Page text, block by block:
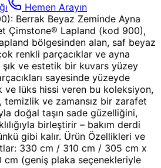
Hemen Arayın
Berrak Beyaz Zeminde Ayna
Çimstone® Lapland (kod 900),
bölgesinden alan, saf beyaz
renkli parçacıklar ve ayna
şık ve estetik bir kuvars yüzey
sayesinde yüzeyde
ve lüks hissi veren bu koleksiyon,
temizlik ve zamansız bir zarafet
doğal taşın sade güzelliğini,
birleştirir – bakım derdi
gibi kalır. Ürün Özellikleri ve
330 cm / 310 cm / 305 cm x
cm (geniş plaka seçenekleriyle